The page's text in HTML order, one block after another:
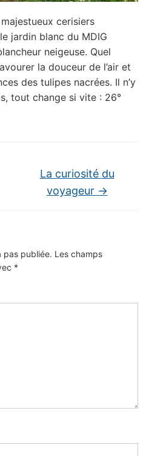
cerisiers
jardin blanc du MDIG
neigeuse. Quel
la douceur de l’air et
des tulipes nacrées. Il n’y
tout change si vite : 26°
La curiosité du
voyageur →
pas publiée. Les champs
*